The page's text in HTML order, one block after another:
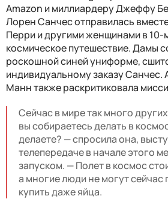
Amazon и миллиардеру Джеффу
Лорен Санчес отправилась
Перри и другими женщинами в 10-
космическое путешествие. Дамы
роскошной синей униформе,
индивидуальному заказу Санчес.
Манн также раскритиковала
Сейчас в мире так много
вы собираетесь делать в
делаете? — спросила она,
телепередаче в начале этого
запуском. — Полет в космос
а многие люди не могут сейчас
купить даже яйца.